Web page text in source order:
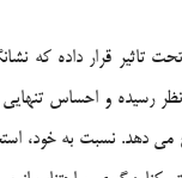
تاثير قرار داده كه
نظر رسيده و احساس
دهد. نسبت به خود،